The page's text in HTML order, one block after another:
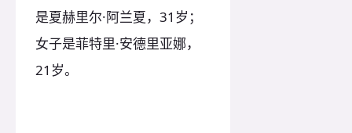
是夏赫里尔·阿兰夏，31岁；
女子是菲特里·安德里亚娜，
21岁。